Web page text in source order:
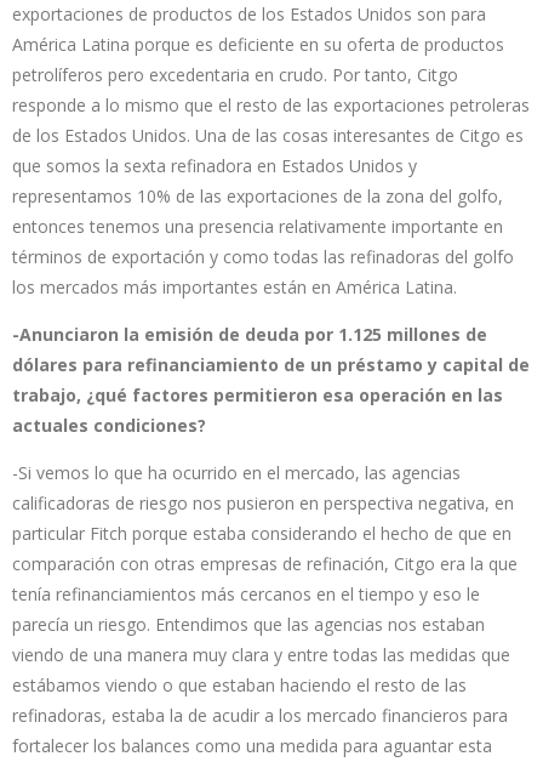
exportaciones de productos de los Estados Unidos son para
América Latina porque es deficiente en su oferta de productos
petrolíferos pero excedentaria en crudo. Por tanto, Citgo
responde a lo mismo que el resto de las exportaciones petroleras
de los Estados Unidos. Una de las cosas interesantes de Citgo es
que somos la sexta refinadora en Estados Unidos y
representamos 10% de las exportaciones de la zona del golfo,
entonces tenemos una presencia relativamente importante en
términos de exportación y como todas las refinadoras del golfo
los mercados más importantes están en América Latina.
-Anunciaron la emisión de deuda por 1.125 millones de
dólares para refinanciamiento de un préstamo y capital de
trabajo, ¿qué factores permitieron esa operación en las
actuales condiciones?
-Si vemos lo que ha ocurrido en el mercado, las agencias
calificadoras de riesgo nos pusieron en perspectiva negativa, en
particular Fitch porque estaba considerando el hecho de que en
comparación con otras empresas de refinación, Citgo era la que
tenía refinanciamientos más cercanos en el tiempo y eso le
parecía un riesgo. Entendimos que las agencias nos estaban
viendo de una manera muy clara y entre todas las medidas que
estábamos viendo o que estaban haciendo el resto de las
refinadoras, estaba la de acudir a los mercado financieros para
fortalecer los balances como una medida para aguantar esta